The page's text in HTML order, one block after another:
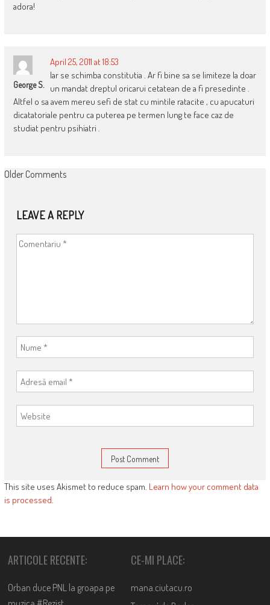
adora!
George S.
April 25, 2011 at 18:53
Iar se schimba constitutia . Ar fi bine sa se limiteze la doar
un mandat dreptul oricarui cetatean de a fi presedinte .
Altfel o sa avem mereu sefi de stat cu mintile ratacite , cu apucaturi
dicatatoriale pentru ca puterea pe termen lung te face caz de
studiat pentru psihiatri .
COMMENT
Older Comments
LEAVE A REPLY
This site uses Akismet to reduce spam. Learn how your comment data
is processed.
ARTICOLE RECENTE:
Orban duce PNL la groapa pe
CE-MI PLACE:
mana.ciutacu.ro